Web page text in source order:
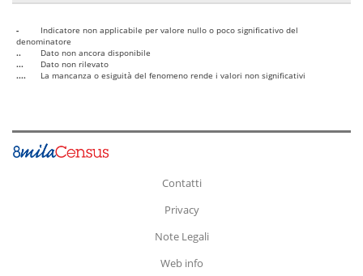
-
Indicatore non applicabile per valore nullo o poco significativo del
denominatore
..
Dato non ancora disponibile
...
Dato non rilevato
....
La mancanza o esiguità del fenomeno rende i valori non significativi
Contatti
Privacy
Note Legali
Web info